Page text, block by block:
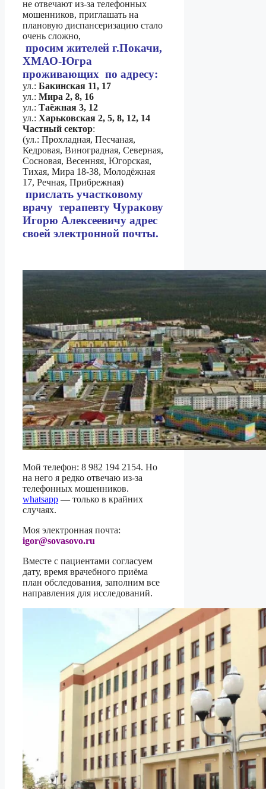
не отвечают из-за телефонных
мошенников, приглашать на
плановую диспансеризацию стало
очень сложно,
просим жителей г.Покачи,
ХМАО-Югра
проживающих по адресу:
ул.: Бакинская 11, 17
ул.: Мира 2, 8, 16
ул.: Таёжная 3, 12
ул.: Харьковская 2, 5, 8, 12, 14
Частный сектор:
(ул.: Прохладная, Песчаная,
Кедровая, Виноградная, Северная,
Сосновая, Весенняя, Югорская,
Тихая, Мира 18-38, Молодёжная
17, Речная, Прибрежная)
прислать участковому
врачу терапевту Чуракову
Игорю Алексеевичу адрес
своей электронной почты.
Мой телефон: 8 982 194 2154. Но
на него я редко отвечаю из-за
телефонных мошенников.
whatsapp — только в крайних
случаях.
Моя электронная почта:
igor@sovasovo.ru
Вместе с пациентами согласуем
дату, время врачебного приёма
план обследования, заполним все
направления для исследований.